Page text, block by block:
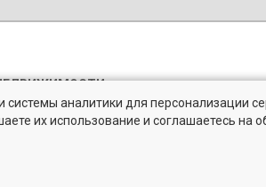
жилья на портале BN.ru
BN.ru
системы аналитики для персонализации
их использование и соглашаетесь на